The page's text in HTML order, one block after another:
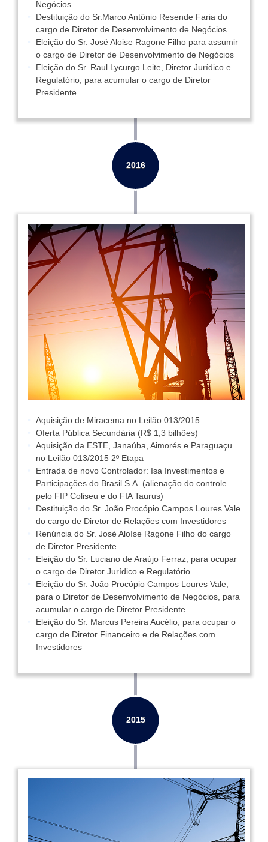
Negócios
Destituição do Sr.Marco Antônio Resende Faria do
cargo de Diretor de Desenvolvimento de Negócios
Eleição do Sr. José Aloise Ragone Filho para assumir
o cargo de Diretor de Desenvolvimento de Negócios
Eleição do Sr. Raul Lycurgo Leite, Diretor Jurídico e
Regulatório, para acumular o cargo de Diretor
Presidente
Aquisição de Miracema no Leilão 013/2015
Oferta Pública Secundária (R$ 1,3 bilhões)
Aquisição da ESTE, Janaúba, Aimorés e Paraguaçu
no Leilão 013/2015 2º Etapa
Entrada de novo Controlador: Isa Investimentos e
Participações do Brasil S.A. (alienação do controle
pelo FIP Coliseu e do FIA Taurus)
Destituição do Sr. João Procópio Campos Loures Vale
do cargo de Diretor de Relações com Investidores
Renúncia do Sr. José Aloíse Ragone Filho do cargo
de Diretor Presidente
Eleição do Sr. Luciano de Araújo Ferraz, para ocupar
o cargo de Diretor Jurídico e Regulatório
Eleição do Sr. João Procópio Campos Loures Vale,
para o Diretor de Desenvolvimento de Negócios, para
acumular o cargo de Diretor Presidente
Eleição do Sr. Marcus Pereira Aucélio, para ocupar o
cargo de Diretor Financeiro e de Relações com
Investidores